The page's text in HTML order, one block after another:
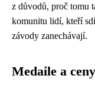
z důvodů, proč tomu
komunitu lidí, kteří
závody zanechávají.
Medaile a